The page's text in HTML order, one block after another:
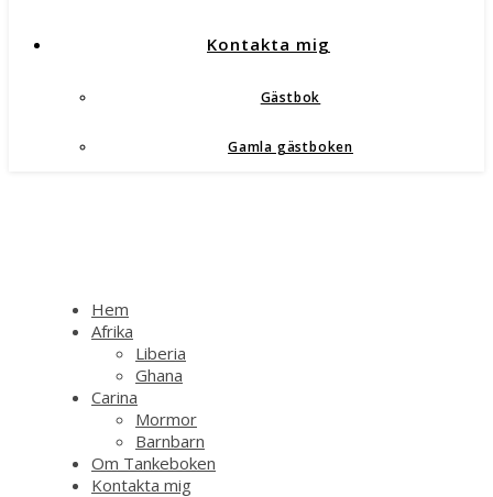
Kontakta mig
Gästbok
Gamla gästboken
Hem
Afrika
Liberia
Ghana
Carina
Mormor
Barnbarn
Om Tankeboken
Kontakta mig